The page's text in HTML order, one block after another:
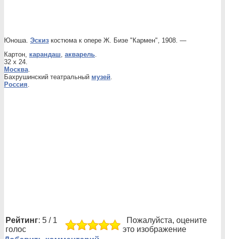
Юноша. Эскиз костюма к опере Ж. Бизе "Кармен", 1908. —
Картон, карандаш, акварель.
32 x 24.
Москва.
Бахрушинский театральный музей.
Россия.
Рейтинг: 5 / 1
голос
Пожалуйста, оцените
это изображение